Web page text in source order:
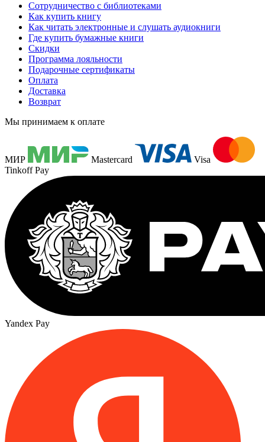
Сотрудничество с библиотеками
Как купить книгу
Как читать электронные и слушать аудиокниги
Где купить бумажные книги
Скидки
Программа лояльности
Подарочные сертификаты
Оплата
Доставка
Возврат
Мы принимаем к оплате
МИР Mastercard
Visa
Tinkoff Pay
Yandex Pay